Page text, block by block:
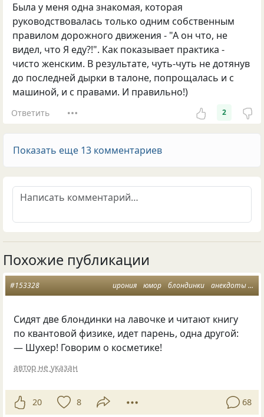
Была у меня одна знакомая, которая
руководствовалась только одним собственным
правилом дорожного движения - "А он что, не
видел, что Я еду?!". Как показывает практика -
чисто женским. В результате, чуть-чуть не дотянув
до последней дырки в талоне, попрощалась и с
машиной, и с правами. И правильно!)
Ответить 2
Показать еще 13 комментариев
Похожие публикации
ирония юмор блондинки анекдоты
#153328
Сидят две блондинки на лавочке и читают книгу
по квантовой физике, идет парень, одна другой:
— Шухер! Говорим о косметике!
автор не указан
20 8 68